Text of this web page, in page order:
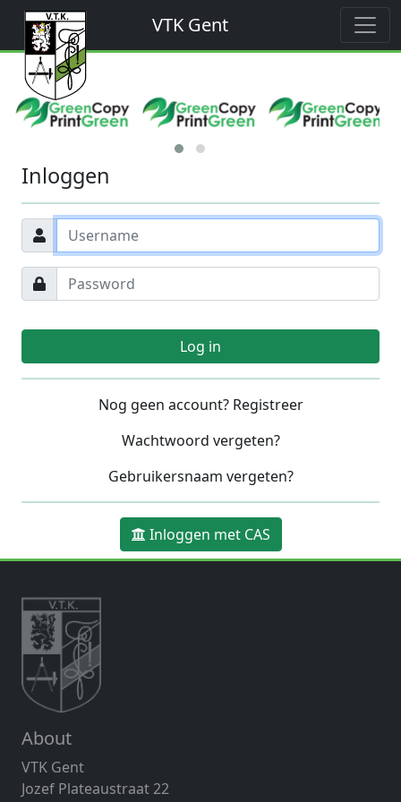
VTK Gent
Inloggen
Log in
Nog geen account? Registreer
Wachtwoord vergeten?
Gebruikersnaam vergeten?
Inloggen met CAS
About
VTK Gent
Jozef Plateaustraat 22